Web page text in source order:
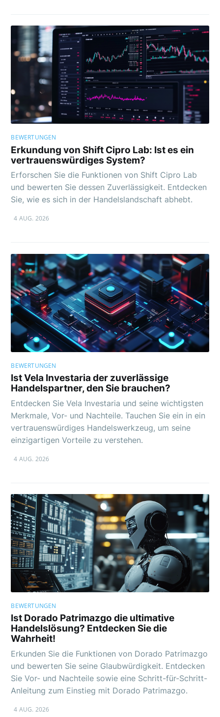
BEWERTUNGEN
Erkundung von Shift Cipro Lab: Ist es ein
vertrauenswürdiges System?
Erforschen Sie die Funktionen von Shift Cipro Lab
und bewerten Sie dessen Zuverlässigkeit. Entdecken
Sie, wie es sich in der Handelslandschaft abhebt.
4 AUG. 2026
BEWERTUNGEN
Ist Vela Investaria der zuverlässige
Handelspartner, den Sie brauchen?
Entdecken Sie Vela Investaria und seine wichtigsten
Merkmale, Vor- und Nachteile. Tauchen Sie ein in ein
vertrauenswürdiges Handelswerkzeug, um seine
einzigartigen Vorteile zu verstehen.
4 AUG. 2026
BEWERTUNGEN
Ist Dorado Patrimazgo die ultimative
Handelslösung? Entdecken Sie die
Wahrheit!
Erkunden Sie die Funktionen von Dorado Patrimazgo
und bewerten Sie seine Glaubwürdigkeit. Entdecken
Sie Vor- und Nachteile sowie eine Schritt-für-Schritt-
Anleitung zum Einstieg mit Dorado Patrimazgo.
4 AUG. 2026